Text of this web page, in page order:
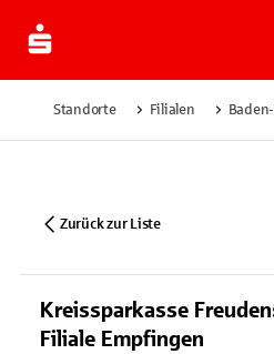
Standorte Filialen
Zurück zur Liste
Kreissparkasse
Filiale Empfingen